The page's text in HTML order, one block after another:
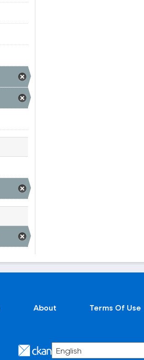
About Terms Of Use